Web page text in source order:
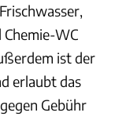
WC
ist der
erlaubt das
Gebühr